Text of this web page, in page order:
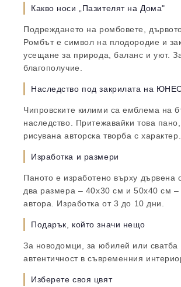
Какво носи „Пазителят на Дома"
Подреждането на ромбовете,
Ромбът е символ на плодородие и
усещане за природа, баланс и уют.
благополучие.
Наследство под закрилата на
Чипровските килими са емблема на
наследство. Притежавайки това
рисувана авторска творба с характер.
Изработка и размери
Паното е изработено върху
два размера – 40х30 см и 50х40 см –
автора. Изработка от 3 до 10 дни.
Подарък, който значи нещо
За новодомци, за юбилей или
автентичност в съвременния
Изберете своя цвят